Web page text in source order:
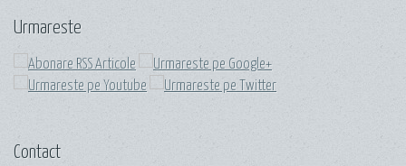
Urmareste
Contact